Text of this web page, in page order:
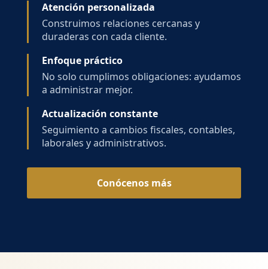
Atención personalizada
Construimos relaciones cercanas y
duraderas con cada cliente.
Enfoque práctico
No solo cumplimos obligaciones: ayudamos
a administrar mejor.
Actualización constante
Seguimiento a cambios fiscales, contables,
laborales y administrativos.
Conócenos más